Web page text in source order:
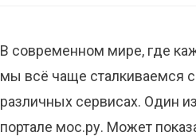
В современном мире, где
мы всё чаще сталкиваемся
различных сервисах. Один
портале мос.ру. Может